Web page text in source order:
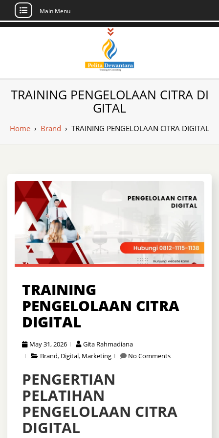
Skip
Main Menu
Pusat Pelatihan
dan Sertifikasi –
Daftar Training
Indonesia
Sertifikasi di Indonesia
TRAINING PENGELOLAAN CITRA DI
GITAL
Home › Brand › TRAINING PENGELOLAAN CITRA DIGITAL
TRAINING
PENGELOLAAN CITRA
DIGITAL
May 31, 2026
Gita Rahmadiana
Brand, Digital, Marketing No Comments
PENGERTIAN
PELATIHAN
PENGELOLAAN CITRA
DIGITAL